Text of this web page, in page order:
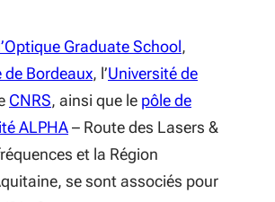
Graduate School,
de Bordeaux(S'ouvre dans une
, l’Université de
dans une nouvelle fenêtre)
CNRS (S'ouvre dans une nouvelle
, ainsi que le pôle de
ALPHA(S'ouvre dans une nouvelle
– Route des Lasers &
et la Région
se sont associés pour